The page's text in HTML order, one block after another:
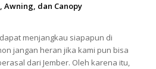
Awning, dan Canopy
menjangkau siapapun di
jangan heran jika kami pun bisa
dari Jember. Oleh karena itu,